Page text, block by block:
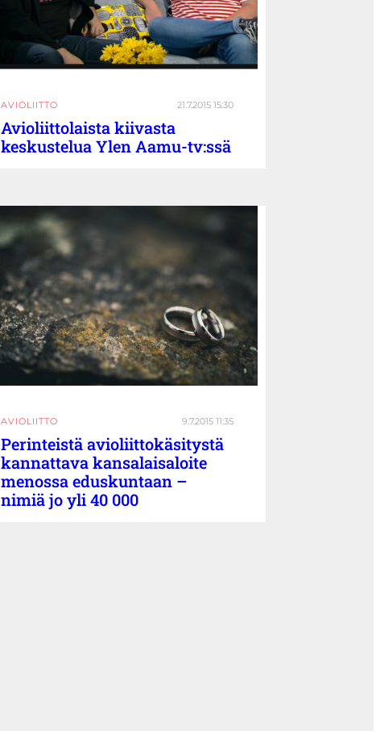
AVIOLIITTO 21.7.2015 15:30
Avioliittolaista kiivasta
keskustelua Ylen Aamu-tv:ssä
AVIOLIITTO 9.7.2015 11:35
Perinteistä avioliittokäsitystä
kannattava kansalaisaloite
menossa eduskuntaan –
nimiä jo yli 40 000